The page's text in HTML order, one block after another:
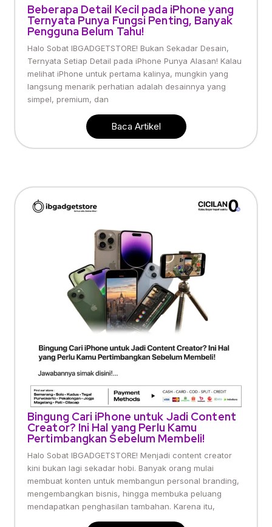
Beberapa Detail Kecil pada iPhone yang
Ternyata Punya Fungsi Penting, Banyak
Pengguna Belum Tahu!
Halo Sobat IBGADGETSTORE! Bukan Sekadar Desain,
Ternyata Setiap Detail pada iPhone Punya Alasan! Kalau
melihat iPhone untuk pertama kalinya, mungkin yang
langsung menarik perhatian adalah desainnya yang
simpel, premium, dan
Baca Artikel
Bingung Cari iPhone untuk Jadi Content
Creator? Ini Hal yang Perlu Kamu
Pertimbangkan Sebelum Membeli!
Halo Sobat IBGADGETSTORE! Menjadi content creator
kini bukan lagi sekadar hobi. Banyak orang mulai
membuat konten untuk membangun personal branding,
mengembangkan bisnis, hingga membuka peluang
mendapatkan penghasilan tambahan. Karena itu,